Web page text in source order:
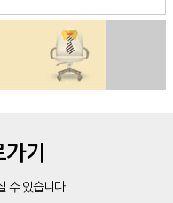
기
수 있습니다.